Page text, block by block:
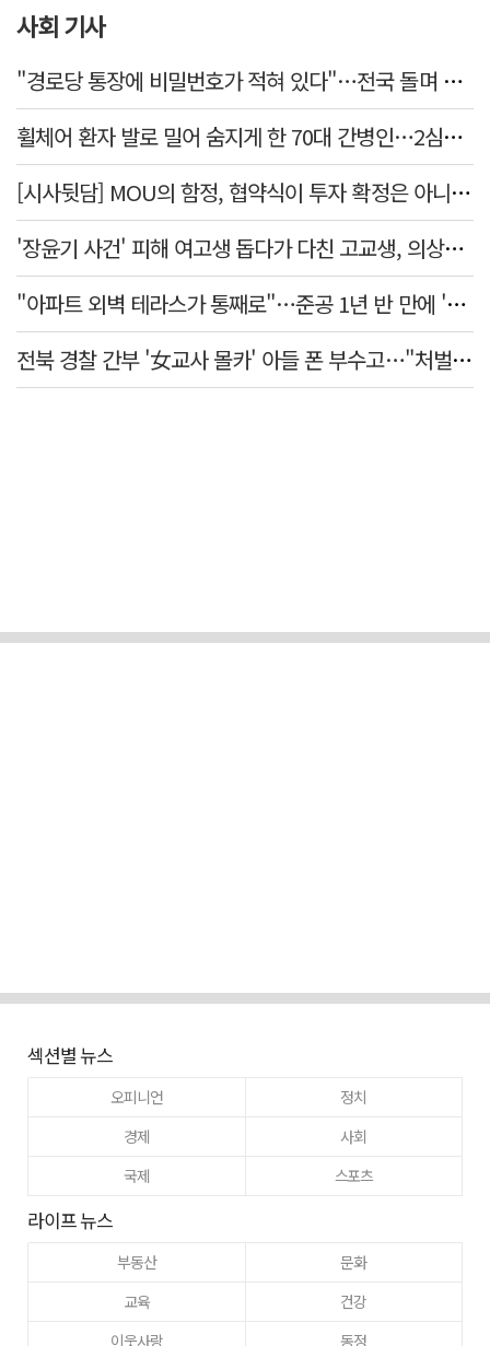
사회 기사
"경로당 통장에 비밀번호가 적혀 있다"…전국 돌며 경로당 13곳 턴 30대 구속
휠체어 환자 발로 밀어 숨지게 한 70대 간병인…2심도 집행유예
[시사뒷담] MOU의 함정, 협약식이 투자 확정은 아니긴 해
'장윤기 사건' 피해 여고생 돕다가 다친 고교생, 의상자 인정
"아파트 외벽 테라스가 통째로"…준공 1년 반 만에 '아찔 사고'
전북 경찰 간부 '女교사 몰카' 아들 폰 부수고…"처벌 못하는 사안" 내부망에 글
섹션별 뉴스
오피니언
정치
경제
사회
국제
스포츠
라이프 뉴스
부동산
문화
교육
건강
이웃사랑
동정